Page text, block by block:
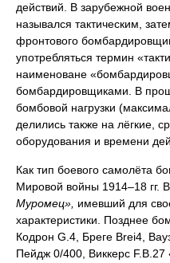
действий. В зарубежной
назывался тактическим,
фронтового
употребляться термин
наименоване
бомбардировщиками. В
бомбовой нагрузки
делились также на лёгкие,
оборудования и времени
Как тип боевого самолёта
Мировой войны 1914–18 гг.
Муромец», имевший для
характеристики. Позднее
Кодрон G.4, Бреге Brei4,
Пейдж 0/400, Виккерс